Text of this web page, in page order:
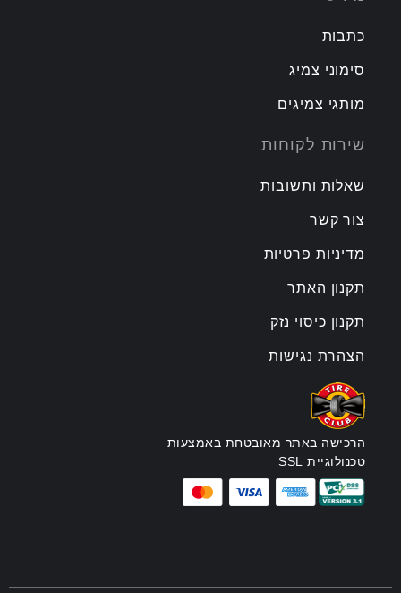
כתבות
סימוני צמיג
מותגי צמיגים
שירות לקוחות
שאלות ותשובות
צור קשר
מדיניות פרטיות
תקנון האתר
תקנון כיסוי נזק
הצהרת נגישות
הרכישה באתר מאובטחת באמצעות
טכנולוגיית SSL